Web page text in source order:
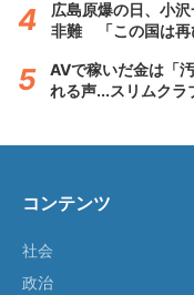
広島原爆の日、小
非難 「この国は再
AVで稼いだ金は「
れる声...スリムクラ
コンテンツ
社会
政治